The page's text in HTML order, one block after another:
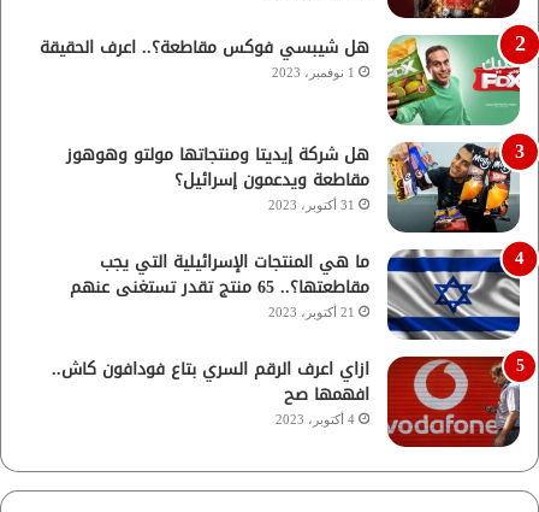
هل شيبسي فوكس مقاطعة؟.. اعرف الحقيقة
1 نوفمبر، 2023
هل شركة إيديتا ومنتجاتها مولتو وهوهوز
مقاطعة ويدعمون إسرائيل؟
31 أكتوبر، 2023
ما هي المنتجات الإسرائيلية التي يجب
مقاطعتها؟.. 65 منتج تقدر تستغنى عنهم
21 أكتوبر، 2023
ازاي اعرف الرقم السري بتاع فودافون كاش..
افهمها صح
4 أكتوبر، 2023